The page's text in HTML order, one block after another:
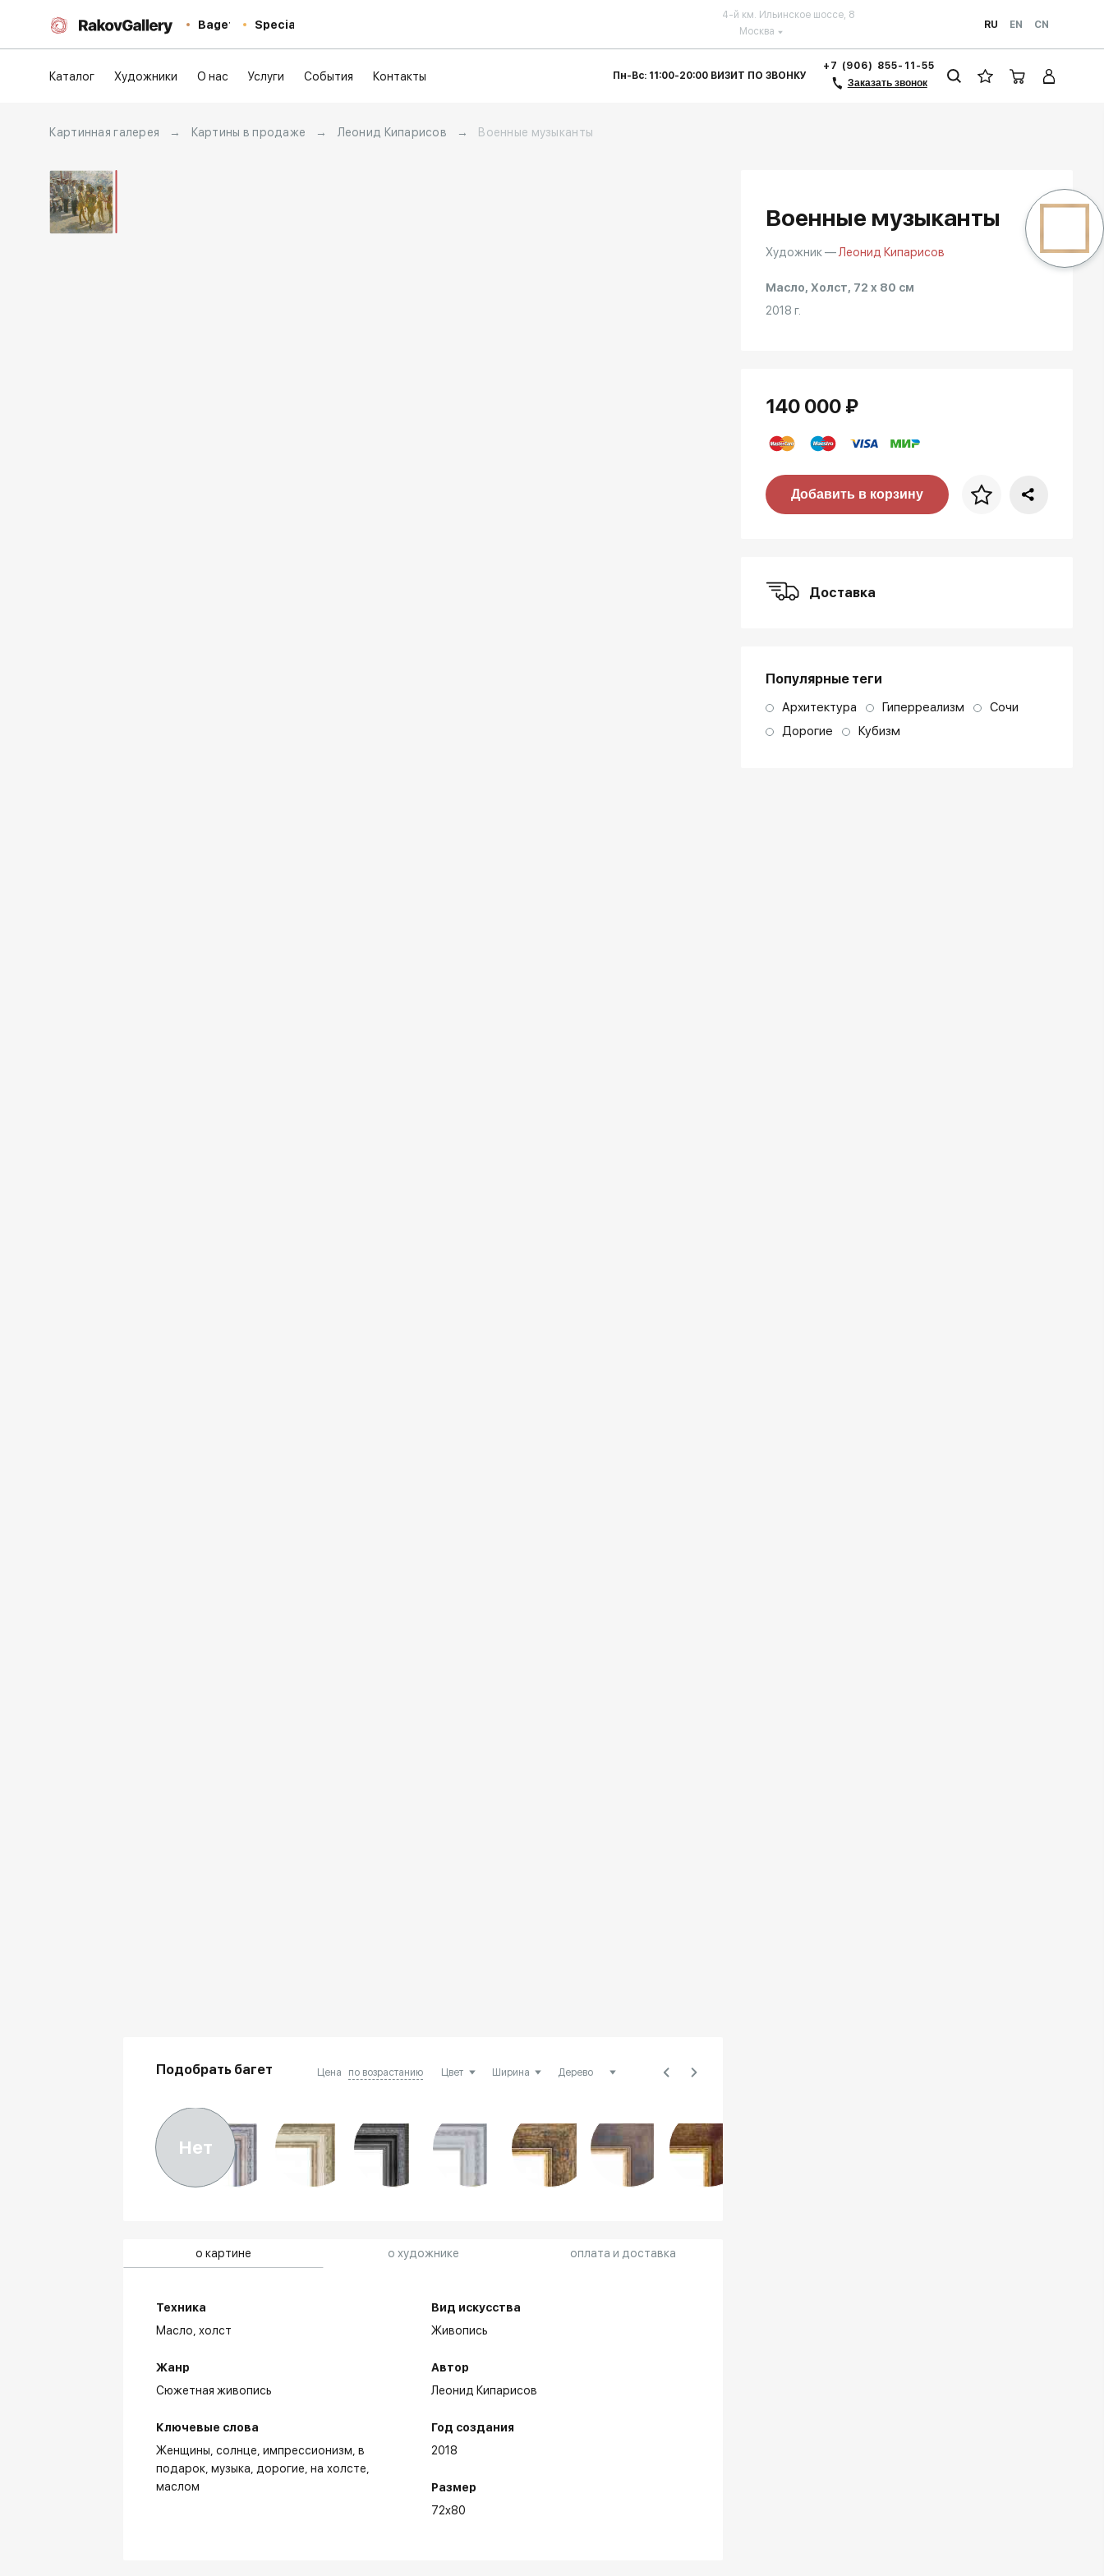
Baget Special Москва
4-й км. Ильинское шоссе, 8
RU
EN CN
Каталог Художники О нас Услуги События Контакты Пн-Вс: 11:00-20:00 ВИЗИТ ПО ЗВОНКУ
+7 (906) 855-11-55
Заказать звонок
Картинная галерея → Картины в продаже → Леонид Кипарисов → Военные музыканты
Подобрать багет Цена по возрастанию
Нет
о картине о художнике оплата и доставка
Техника
Масло,холст
Жанр
Сюжетная живопись
Ключевые слова
Женщины солнце импрессионизм в
подарок музыка дорогие на холсте
маслом
Вид искусства
Живопись
Автор
Леонид Кипарисов
Год создания
2018
Размер
72x80
Военные музыканты
Художник —Леонид Кипарисов
Масло, Холст, 72 x 80 см
2018 г.
140 000 ₽
Цена за багет
Добавить в корзину
Доставка
Популярные теги
Архитектура Гиперреализм
Сочи
Дорогие
Кубизм